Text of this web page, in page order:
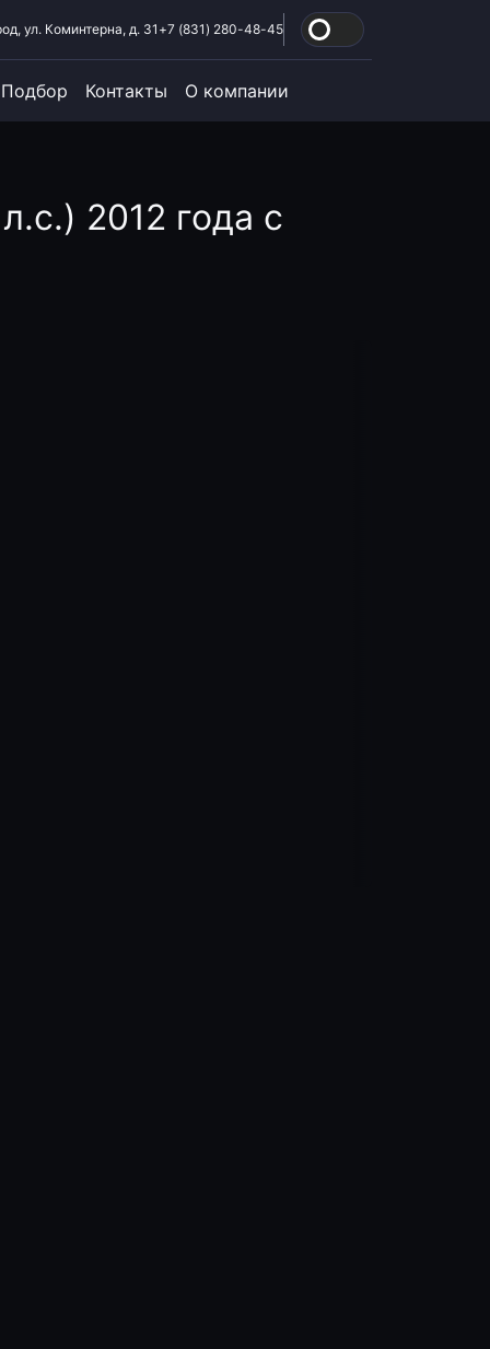
ул. Коминтерна, д. 31+7 (831) 280-48-45
Подбор Контакты О компании
2012 года с